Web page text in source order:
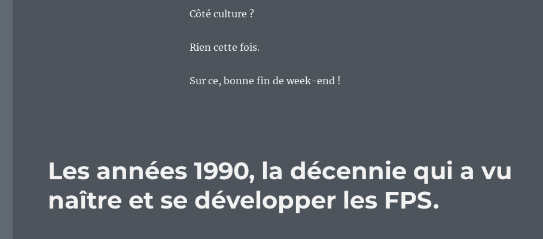
Côté culture ?
Rien cette fois.
Sur ce, bonne fin de week-end !
Les années 1990, la décennie qui a vu
naître et se développer les FPS.